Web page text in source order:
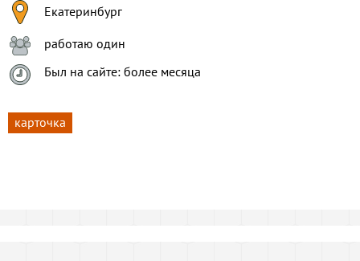
Екатеринбург
работаю один
Был на сайте: более месяца
карточка